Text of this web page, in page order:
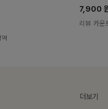
7,900
리뷰 카운
더보기